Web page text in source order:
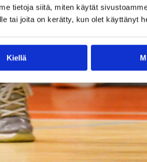
tietoja siitä, miten käytät
tai joita on kerätty, kun olet käyttänyt
Kiellä